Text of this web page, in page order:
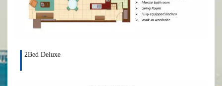
2Bed Deluxe